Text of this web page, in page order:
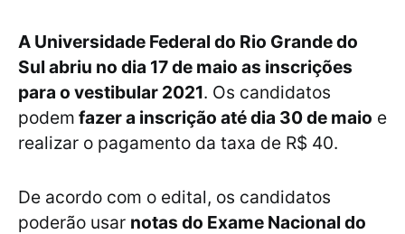
A Universidade Federal do Rio Grande do
Sul abriu no dia 17 de maio as inscrições
para o vestibular 2021. Os candidatos
podem fazer a inscrição até dia 30 de maio e
realizar o pagamento da taxa de R$ 40.
De acordo com o edital, os candidatos
poderão usar notas do Exame Nacional do